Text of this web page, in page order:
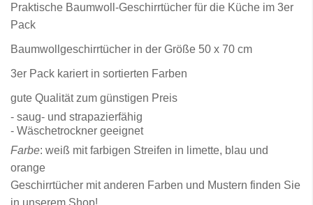
Praktische Baumwoll-Geschirrtücher für die Küche im 3er
Pack
Baumwollgeschirrtücher in der Größe 50 x 70 cm
3er Pack kariert in sortierten Farben
gute Qualität zum günstigen Preis
- saug- und strapazierfähig
- Wäschetrockner geeignet
Farbe: weiß mit farbigen Streifen in limette, blau und
orange
Geschirrtücher mit anderen Farben und Mustern finden Sie
in unserem Shop!